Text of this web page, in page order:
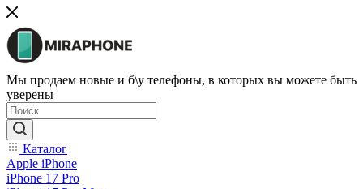
Мы продаем новые и б\у телефоны, в которых вы можете быть
уверены
Каталог
Apple iPhone
iPhone 17 Pro